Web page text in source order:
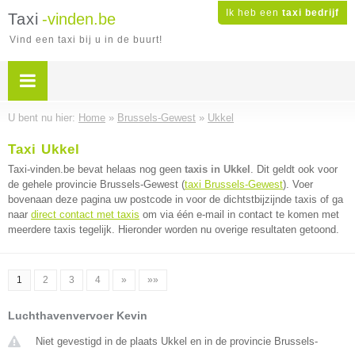
Ik heb een taxi bedrijf
Taxi -vinden.be
Vind een taxi bij u in de buurt!
U bent nu hier: Home » Brussels-Gewest » Ukkel
Taxi Ukkel
Taxi-vinden.be bevat helaas nog geen taxis in Ukkel . Dit geldt ook voor
de gehele provincie Brussels-Gewest (taxi Brussels-Gewest). Voer
bovenaan deze pagina uw postcode in voor de dichtstbijzijnde taxis of ga
naar direct contact met taxis om via één e-mail in contact te komen met
meerdere taxis tegelijk. Hieronder worden nu overige resultaten getoond.
1 2 3 4 » »»
Luchthavenvervoer Kevin
Niet gevestigd in de plaats Ukkel en in de provincie Brussels-